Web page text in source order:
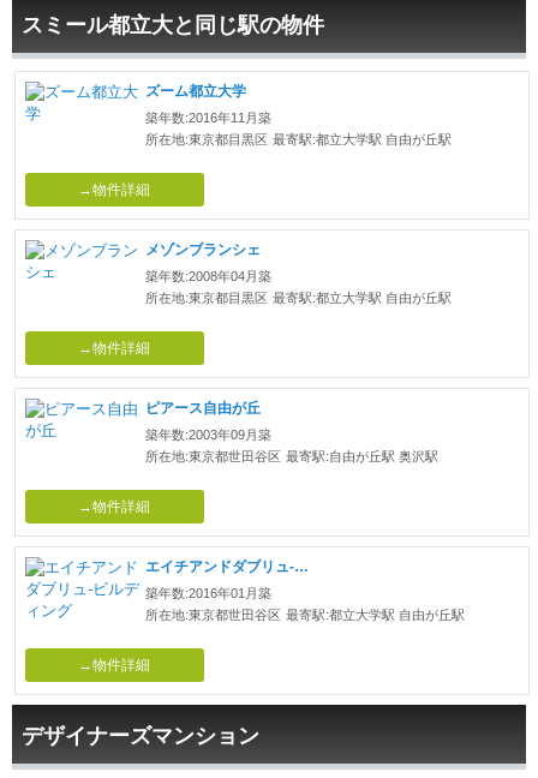
スミール都立大と同じ駅の物件
ズーム都立大学
築年数:2016年11月築
所在地:東京都目黒区 最寄駅:都立大学駅 自由が丘駅
→物件詳細
メゾンブランシェ
築年数:2008年04月築
所在地:東京都目黒区 最寄駅:都立大学駅 自由が丘駅
→物件詳細
ピアース自由が丘
築年数:2003年09月築
所在地:東京都世田谷区 最寄駅:自由が丘駅 奥沢駅
→物件詳細
エイチアンドダブリュ‐ビルディング
築年数:2016年01月築
所在地:東京都世田谷区 最寄駅:都立大学駅 自由が丘駅
→物件詳細
デザイナーズマンション